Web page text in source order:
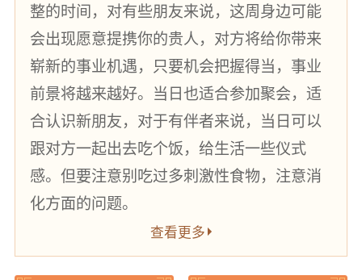
整的时间，对有些朋友来说，这周身边可能
会出现愿意提携你的贵人，对方将给你带来
崭新的事业机遇，只要机会把握得当，事业
前景将越来越好。当日也适合参加聚会，适
合认识新朋友，对于有伴者来说，当日可以
跟对方一起出去吃个饭，给生活一些仪式
感。但要注意别吃过多刺激性食物，注意消
化方面的问题。
查看更多